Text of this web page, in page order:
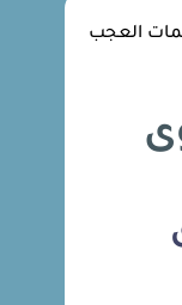
العجب